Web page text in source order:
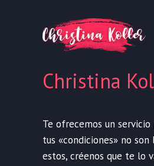
Christina
Te ofrecemos un
tus «condiciones» no
estos, créenos que te lo